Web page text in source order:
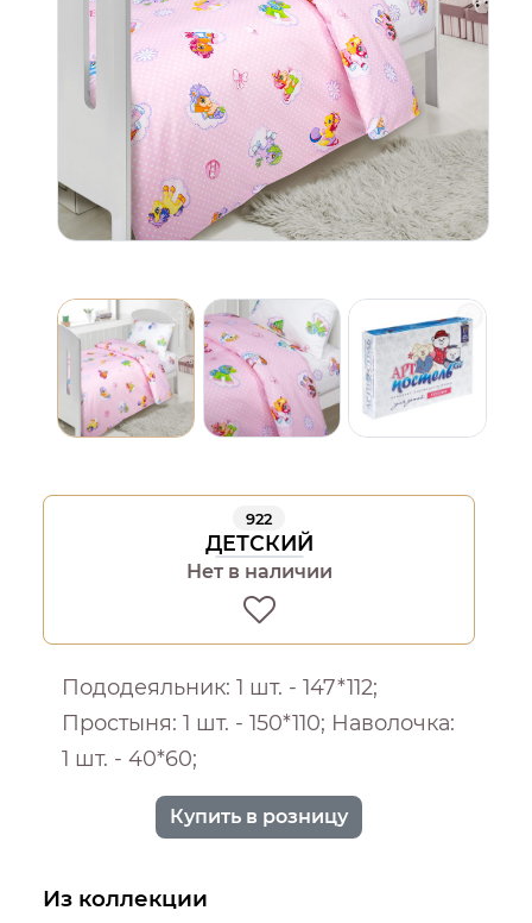
922
ДЕТСКИЙ
Нет в наличии
Пододеяльник: 1 шт. - 147*112;
Простыня: 1 шт. - 150*110; Наволочка:
1 шт. - 40*60;
Купить в розницу
Из коллекции